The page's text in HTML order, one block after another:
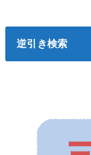
逆引き検索